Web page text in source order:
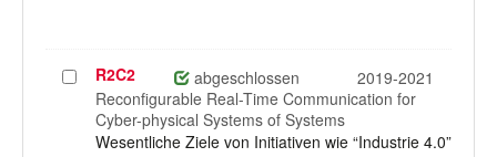
Projekt
auswählen
R2C2 abgeschlossen
2019-2021
Reconfigurable Real-Time Communication for
Cyber-physical Systems of Systems
Wesentliche Ziele von Initiativen wie “Industrie 4.0”